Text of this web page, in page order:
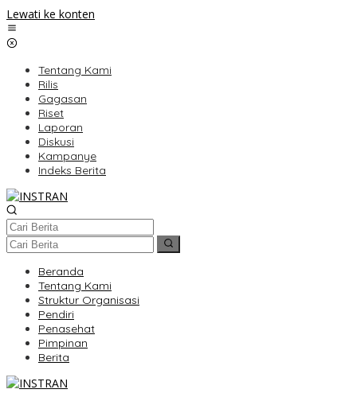
Lewati ke konten
Tentang Kami
Rilis
Gagasan
Riset
Laporan
Diskusi
Kampanye
Indeks Berita
Beranda
Tentang Kami
Struktur Organisasi
Pendiri
Penasehat
Pimpinan
Berita